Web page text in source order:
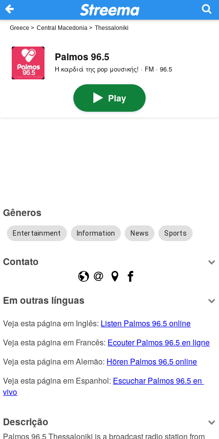
Greece > Central Macedonia > Thessaloniki
Palmos 96.5
Η καρδιά της pop μουσικής! · FM · 96.5
Play
Gêneros
Entertainment Information News Sports
Contato
Em outras línguas
Veja esta página em Inglês: Listen Palmos 96.5 online
Veja esta página em Francês: Ecouter Palmos 96.5 en ligne
Veja esta página em Alemão: Hören Palmos 96.5 online
Veja esta página em Espanhol: Escuchar Palmos 96.5 en
vivo
Descrição
Palmos 96.5 Thessaloniki is a broadcast radio station from